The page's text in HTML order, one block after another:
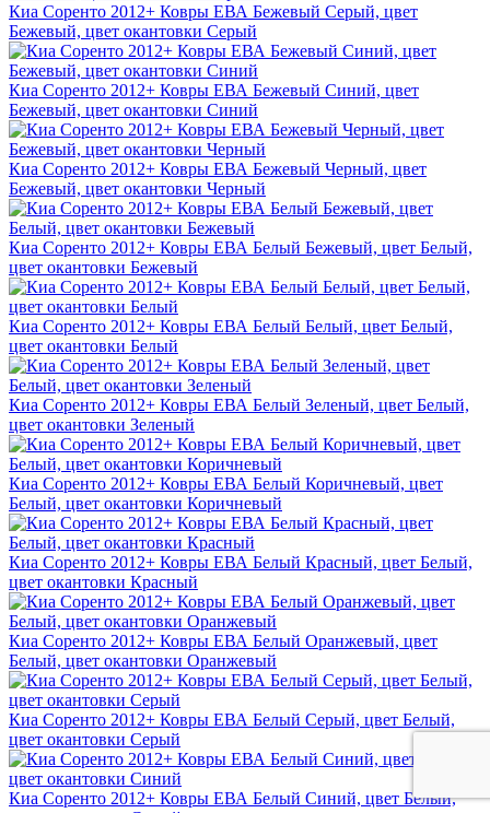
Киа Соренто 2012+ Ковры ЕВА Бежевый Серый, цвет
Бежевый, цвет окантовки Серый
Киа Соренто 2012+ Ковры ЕВА Бежевый Синий, цвет
Бежевый, цвет окантовки Синий
Киа Соренто 2012+ Ковры ЕВА Бежевый Черный, цвет
Бежевый, цвет окантовки Черный
Киа Соренто 2012+ Ковры ЕВА Белый Бежевый, цвет Белый,
цвет окантовки Бежевый
Киа Соренто 2012+ Ковры ЕВА Белый Белый, цвет Белый,
цвет окантовки Белый
Киа Соренто 2012+ Ковры ЕВА Белый Зеленый, цвет Белый,
цвет окантовки Зеленый
Киа Соренто 2012+ Ковры ЕВА Белый Коричневый, цвет
Белый, цвет окантовки Коричневый
Киа Соренто 2012+ Ковры ЕВА Белый Красный, цвет Белый,
цвет окантовки Красный
Киа Соренто 2012+ Ковры ЕВА Белый Оранжевый, цвет
Белый, цвет окантовки Оранжевый
Киа Соренто 2012+ Ковры ЕВА Белый Серый, цвет Белый,
цвет окантовки Серый
Киа Соренто 2012+ Ковры ЕВА Белый Синий, цвет Белый,